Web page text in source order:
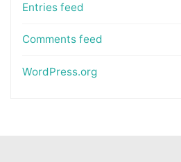
Entries feed
Comments feed
WordPress.org